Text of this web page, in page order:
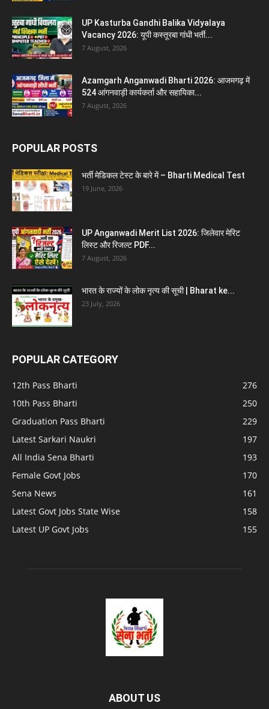
UP Kasturba Gandhi Balika Vidyalaya
Vacancy 2026: यूपी कस्तूरबा गांधी भर्ती...
7 August, 2026
Azamgarh Anganwadi Bharti 2026: आजमगढ़ में
524 आंगनवाड़ी कार्यकर्ता और सहायिका...
7 August, 2026
POPULAR POSTS
भर्ती मेडिकल टेस्ट के बारे में – Bharti Medical Test
19 June, 2026
UP Anganwadi Merit List 2026: जिलेवार मेरिट
लिस्ट और रिजल्ट PDF...
7 August, 2026
भारत के राज्यों के लोक नृत्य की सूची | Bharat ke...
23 July, 2026
POPULAR CATEGORY
12th Pass Bharti
276
10th Pass Bharti
250
Graduation Pass Bharti
229
Latest Sarkari Naukri
197
All India Sena Bharti
193
Female Govt Jobs
170
Sena News
161
Latest Govt Jobs State Wise
158
Latest UP Govt Jobs
155
ABOUT US